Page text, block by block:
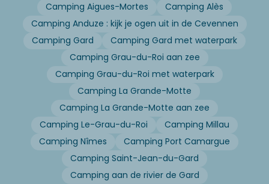
Camping Aigues-Mortes
Camping Alès
Camping Anduze : kijk je ogen uit in de Cevennen
Camping Gard
Camping Gard met waterpark
Camping Grau-du-Roi aan zee
Camping Grau-du-Roi met waterpark
Camping La Grande-Motte
Camping La Grande-Motte aan zee
Camping Le-Grau-du-Roi
Camping Millau
Camping Nîmes
Camping Port Camargue
Camping Saint-Jean-du-Gard
Camping aan de rivier de Gard